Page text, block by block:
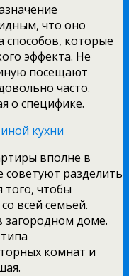
что оно
способов, которые
эффекта. Не
посещают
часто.
о специфике.
вполне в
советуют разделить
того, чтобы
всей семьей.
доме.
комнат и